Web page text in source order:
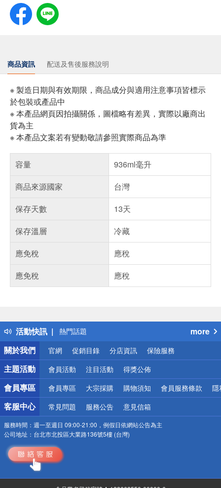
商品資訊 配送及售後服務說明
※ 製造日期與有效期限，商品成分與適用注意事項皆標示
於包裝或產品中
※ 本產品網頁因拍攝關係，圖檔略有差異，實際以廠商出
貨為主
※ 本產品文案若有變動敬請參照實際商品為準
容量
936ml毫升
商品來源國家
台灣
保存天數
13天
保存溫層
冷藏
應免稅
應稅
應免稅
應稅
活動快訊
得獎公告
熱門話題
銀行優惠
偏遠地區配送
詐騙網頁！請小心！
more
關於我們
官網 促銷目錄 分店資訊 保險服務
主題活動 會員活動 注目活動 得獎公佈
會員專區 會員專區 大宗採購 購物須知 會員服務條款 隱
客服中心 常見問題 服務公告 意見信箱
服務時間： 週一至週日 09:00-21:00，例假日依網站公告為主
公司地址： 台北市北投區大業路136號5樓 (台灣)